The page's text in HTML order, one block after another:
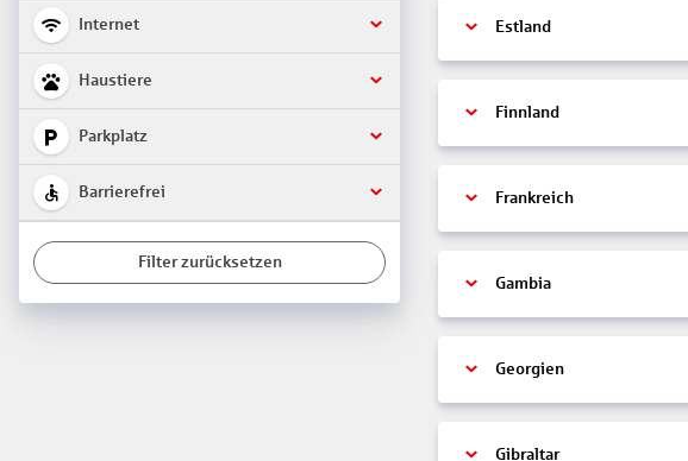
Internet
Haustiere
Parkplatz
Barrierefrei
Filter zurücksetzen
Estland
Finnland
Frankreich
Gambia
Georgien
Gibraltar